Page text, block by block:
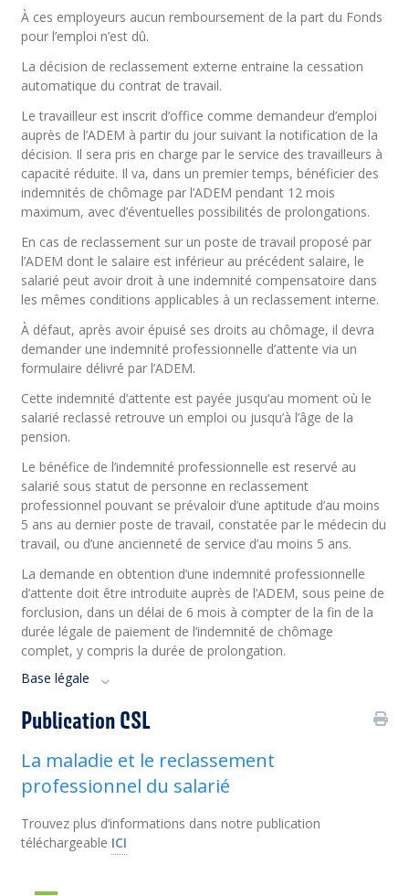
À ces employeurs aucun remboursement de la part du Fonds
pour l’emploi n’est dû.
La décision de reclassement externe entraine la cessation
automatique du contrat de travail.
Le travailleur est inscrit d’office comme demandeur d’emploi
auprès de l’ADEM à partir du jour suivant la notification de la
décision. Il sera pris en charge par le service des travailleurs à
capacité réduite. Il va, dans un premier temps, bénéficier des
indemnités de chômage par l’ADEM pendant 12 mois
maximum, avec d’éventuelles possibilités de prolongations.
En cas de reclassement sur un poste de travail proposé par
l’ADEM dont le salaire est inférieur au précédent salaire, le
salarié peut avoir droit à une indemnité compensatoire dans
les mêmes conditions applicables à un reclassement interne.
À défaut, après avoir épuisé ses droits au chômage, il devra
demander une indemnité professionnelle d’attente via un
formulaire délivré par l’ADEM.
Cette indemnité d’attente est payée jusqu’au moment où le
salarié reclassé retrouve un emploi ou jusqu’à l’âge de la
pension.
Le bénéfice de l’indemnité professionnelle est reservé au
salarié sous statut de personne en reclassement
professionnel pouvant se prévaloir d’une aptitude d’au moins
5 ans au dernier poste de travail, constatée par le médecin du
travail, ou d’une ancienneté de service d’au moins 5 ans.
La demande en obtention d’une indemnité professionnelle
d’attente doit être introduite auprès de l’ADEM, sous peine de
forclusion, dans un délai de 6 mois à compter de la fin de la
durée légale de paiement de l’indemnité de chômage
complet, y compris la durée de prolongation.
Base légale
Publication CSL
La maladie et le reclassement
professionnel du salarié
Trouvez plus d’informations dans notre publication
téléchargeable ICI